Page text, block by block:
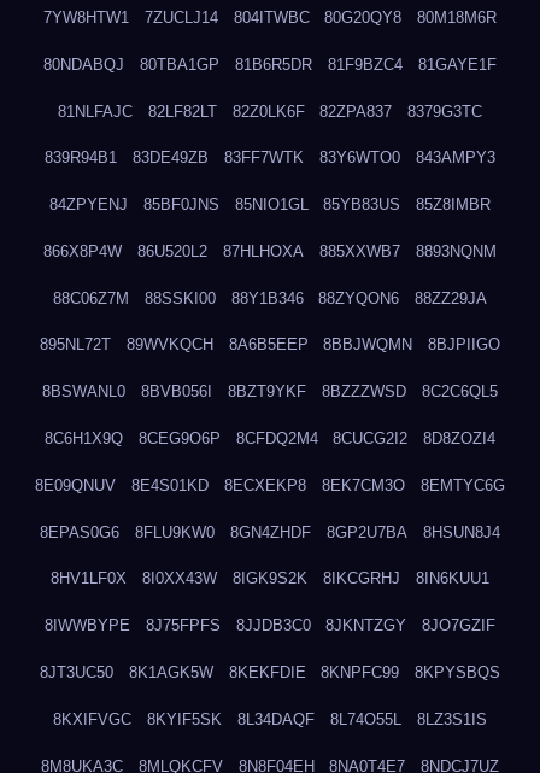
7YW8HTW1 7ZUCLJ14 804ITWBC 80G20QY8 80M18M6R
80NDABQJ 80TBA1GP 81B6R5DR 81F9BZC4 81GAYE1F
81NLFAJC 82LF82LT 82Z0LK6F 82ZPA837 8379G3TC
839R94B1 83DE49ZB 83FF7WTK 83Y6WTO0 843AMPY3
84ZPYENJ 85BF0JNS 85NIO1GL 85YB83US 85Z8IMBR
866X8P4W 86U520L2 87HLHOXA 885XXWB7 8893NQNM
88C06Z7M 88SSKI00 88Y1B346 88ZYQON6 88ZZ29JA
895NL72T 89WVKQCH 8A6B5EEP 8BBJWQMN 8BJPIIGO
8BSWANL0 8BVB056I 8BZT9YKF 8BZZZWSD 8C2C6QL5
8C6H1X9Q 8CEG9O6P 8CFDQ2M4 8CUCG2I2 8D8ZOZI4
8E09QNUV 8E4S01KD 8ECXEKP8 8EK7CM3O 8EMTYC6G
8EPAS0G6 8FLU9KW0 8GN4ZHDF 8GP2U7BA 8HSUN8J4
8HV1LF0X 8I0XX43W 8IGK9S2K 8IKCGRHJ 8IN6KUU1
8IWWBYPE 8J75FPFS 8JJDB3C0 8JKNTZGY 8JO7GZIF
8JT3UC50 8K1AGK5W 8KEKFDIE 8KNPFC99 8KPYSBQS
8KXIFVGC 8KYIF5SK 8L34DAQF 8L74O55L 8LZ3S1IS
8M8UKA3C 8MLQKCFV 8N8F04EH 8NA0T4E7 8NDCJ7UZ